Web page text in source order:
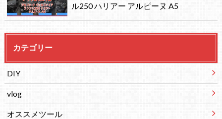
ル250 ハリアー アルピーヌ A5
カテゴリー
DIY
vlog
オススメツール